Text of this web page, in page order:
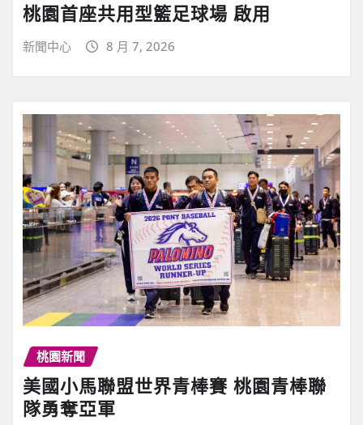
桃園首座共用型籃足球場 啟用
新聞中心 8 月 7, 2026
桃園新聞
美國小馬聯盟世界青棒賽 桃園青棒聯
隊勇奪亞軍